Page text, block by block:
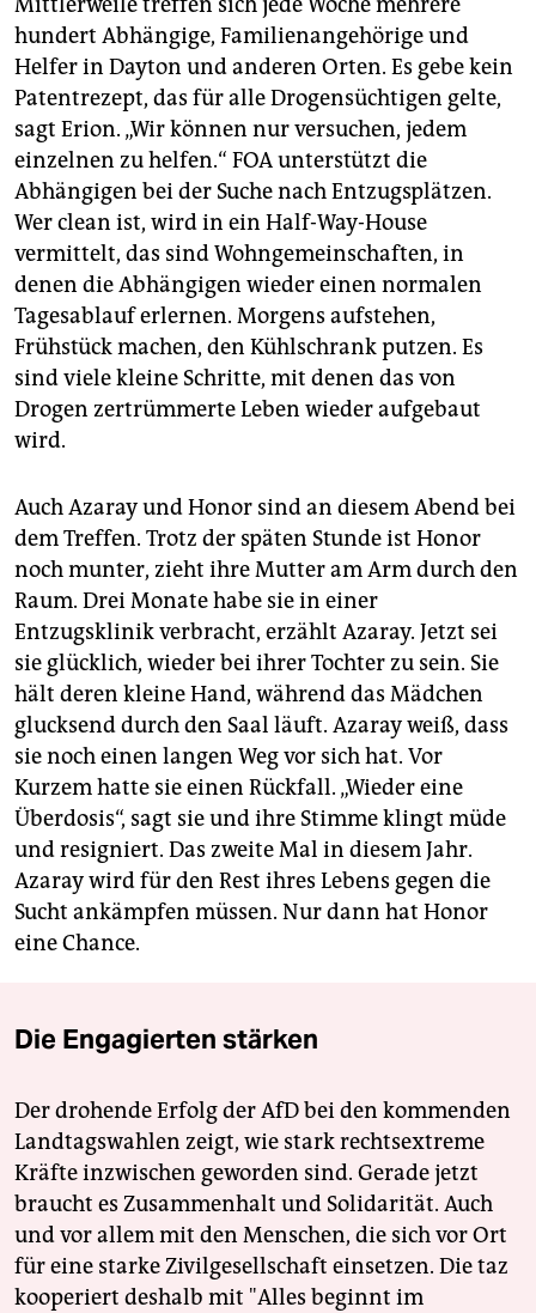
hundert Abhängige, Familienangehörige und
Helfer in Dayton und anderen Orten. Es gebe kein
Patentrezept, das für alle Drogensüchtigen gelte,
sagt Erion. „Wir können nur versuchen, jedem
einzelnen zu helfen.“ FOA unterstützt die
Abhängigen bei der Suche nach Entzugsplätzen.
Wer clean ist, wird in ein Half-Way-House
vermittelt, das sind Wohngemeinschaften, in
denen die Abhängigen wieder einen normalen
Tagesablauf erlernen. Morgens aufstehen,
Frühstück machen, den Kühlschrank putzen. Es
sind viele kleine Schritte, mit denen das von
Drogen zertrümmerte Leben wieder aufgebaut
wird.
Auch Azaray und Honor sind an diesem Abend bei
dem Treffen. Trotz der späten Stunde ist Honor
noch munter, zieht ihre Mutter am Arm durch den
Raum. Drei Monate habe sie in einer
Entzugsklinik verbracht, erzählt Azaray. Jetzt sei
sie glücklich, wieder bei ihrer Tochter zu sein. Sie
hält deren kleine Hand, während das Mädchen
glucksend durch den Saal läuft. Azaray weiß, dass
sie noch einen langen Weg vor sich hat. Vor
Kurzem hatte sie einen Rückfall. „Wieder eine
Überdosis“, sagt sie und ihre Stimme klingt müde
und resigniert. Das zweite Mal in diesem Jahr.
Azaray wird für den Rest ihres Lebens gegen die
Sucht ankämpfen müssen. Nur dann hat Honor
eine Chance.
Die Engagierten stärken
Der drohende Erfolg der AfD bei den kommenden
Landtagswahlen zeigt, wie stark rechtsextreme
Kräfte inzwischen geworden sind. Gerade jetzt
braucht es Zusammenhalt und Solidarität. Auch
und vor allem mit den Menschen, die sich vor Ort
für eine starke Zivilgesellschaft einsetzen. Die taz
kooperiert deshalb mit "Alles beginnt im